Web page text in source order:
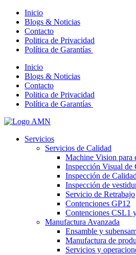
Inicio
Blogs & Noticias
Contacto
Politica de Privacidad
Política de Garantías
Inicio
Blogs & Noticias
Contacto
Politica de Privacidad
Política de Garantías
Servicios
Servicios de Calidad
Machine Vision para
Inspección Visual de
Inspección de
Inspección de
Servicio de Retrabajo
Contenciones GP12
Contenciones CSL1
Manufactura Avanzada
Ensamble y
Manufactura de
Servicios y